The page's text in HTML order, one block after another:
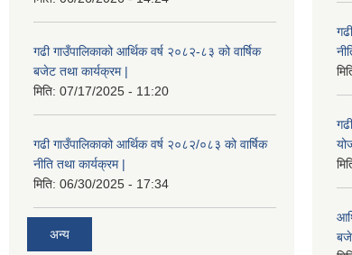
गढी गाउँपालिकाको आर्थिक वर्ष २०८२-८३ को वार्षिक
बजेट तथा कार्यक्रम |
मिति: 07/17/2025 - 11:20
गढी गाउँपालिकाको आर्थिक वर्ष २०८२/०८३ को वार्षिक
नीति तथा कार्यक्रम |
मिति: 06/30/2025 - 17:34
अन्य